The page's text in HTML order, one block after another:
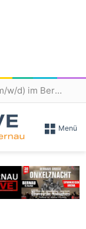
Bernau – Lobetal: Verbundleitung (m/w/d) im Bereich Teilhabe gesucht
Menü